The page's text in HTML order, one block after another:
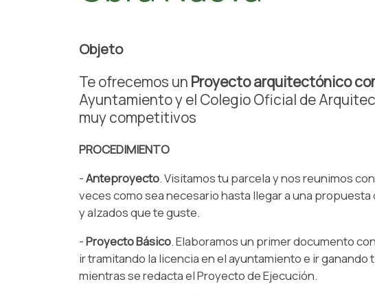
Objeto
Te ofrecemos un Proyecto arquitectónico
Ayuntamiento y el Colegio Oficial de
muy competitivos
PROCEDIMIENTO
-Anteproyecto. Visitamos tu parcela y nos reunimos
veces como sea necesario hasta llegar a una
y alzados que te guste.
-Proyecto Básico. Elaboramos un primer documento
ir tramitando la licencia en el ayuntamiento e ir ganando
mientras se redacta el Proyecto de Ejecución.